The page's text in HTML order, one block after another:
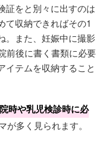
証をと別々に出すのは
て収納できればその1
。また、妊娠中に撮影
前後に書く書類に必要
イテムを収納すること
時や乳児検診時に必
が多く見られます。